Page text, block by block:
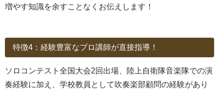
増やす知識を余すことなくお伝えします！
特徴4：経験豊富なプロ講師が直接指導！
ソロコンテスト全国大会2回出場、陸上自衛隊音楽隊での演
奏経験に加え、学校教員として吹奏楽部顧問の経験があり